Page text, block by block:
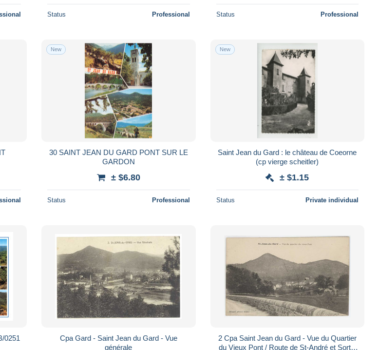
Status Professional Status Professional
New
30 SAINT JEAN DU GARD PONT SUR LE
GARDON
± $6.80
Status Professional
New
Saint Jean du Gard : le château de Coeorne
(cp vierge scheitler)
± $1.15
Status Private individual
0251
Cpa Gard - Saint Jean du Gard - Vue
générale
2 Cpa Saint Jean du Gard - Vue du Quartier
du Vieux Pont / Route de St-André et Sortie